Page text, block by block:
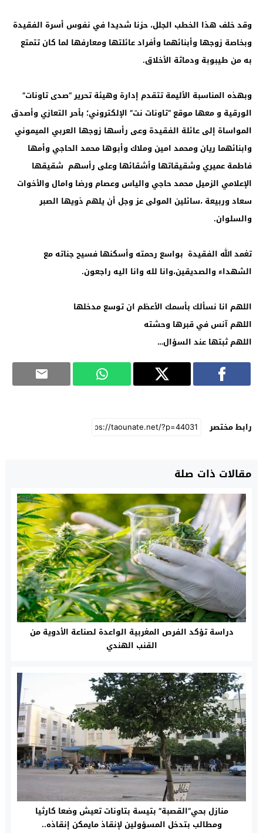
وقد خلف هذا الخطب الجلل، حزنا شديدا في نفوس أسرة الفقيدة
وبخاصة زوجها وأبنائهما وأفراد عائلتها ومعارفها لما كان تتمتع
به من طيبوبة ودماثة الأخلاق.
وبهذه المناسبة الأليمة تتقدم إدارة وهيئة تحرير “صدى تاونات”
الورقية و معها موقع “تاونات نت” الإلكتروني؛ بأحر التعازي وأصدق
المواساة إلى عائلة الفقيدة وعى رأسها زوجها العربي الميموني
وابنائهما ريان ومحمد امين وملاك وأبوها محمد الحاجي وأمها
فاطمة عميري وشقيقاتها وأشقائها وعلى رأسهم شقيقها
الإعلامي الزميل محمد حاجي والياس وعصام ورضا وامال والأخوات
سعاد وربيعة ،سائلين المولى عز وجل أن يلهم ذويها الصبر
والسلوان.
تغمد الله الفقيدة بواسع رحمته وأسكنها فسيح جناته مع
الشهداء والصديقين،وانا لله وانا اليه راجعون.
اللهم انا نسألك بأسمك الأعظم ان توسع مدخلها
اللهم آنس في قبرها وحشته
اللهم ثبتها عند السؤال…
رابط مختصر
مقالات ذات صلة
دراسة تؤكد الفرص المغربية الواعدة لصناعة الأدوية من
القنب الهندي
منازل بحي”القصبة” بتيسة بتاونات تعيش وضعا كارثيا
ومطالب بتدخل المسؤولين لإنقاذ مايمكن إنقاذه..